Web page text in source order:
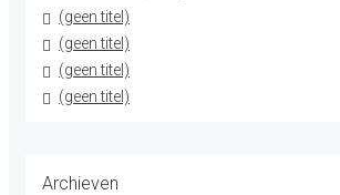
(geen titel)
(geen titel)
(geen titel)
(geen titel)
Archieven